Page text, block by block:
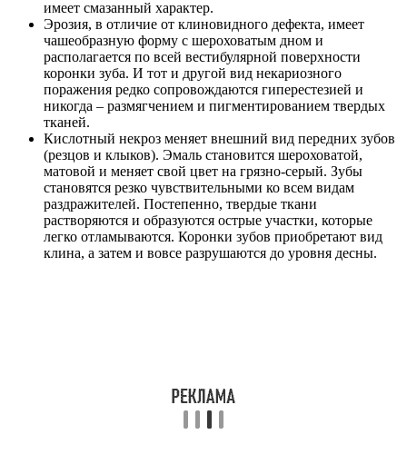
имеет смазанный характер.
Эрозия, в отличие от клиновидного дефекта, имеет
чашеобразную форму с шероховатым дном и
располагается по всей вестибулярной поверхности
коронки зуба. И тот и другой вид некариозного
поражения редко сопровождаются гиперестезией и
никогда – размягчением и пигментированием твердых
тканей.
Кислотный некроз меняет внешний вид передних зубов
(резцов и клыков). Эмаль становится шероховатой,
матовой и меняет свой цвет на грязно-серый. Зубы
становятся резко чувствительными ко всем видам
раздражителей. Постепенно, твердые ткани
растворяются и образуются острые участки, которые
легко отламываются. Коронки зубов приобретают вид
клина, а затем и вовсе разрушаются до уровня десны.